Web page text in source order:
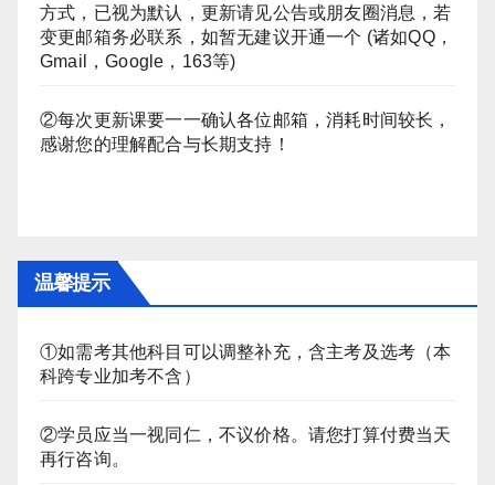
方式，已视为默认，更新请见公告或朋友圈消息，若
变更邮箱务必联系，如暂无建议开通一个 (诸如QQ，
Gmail，Google，163等)
②每次更新课要一一确认各位邮箱，消耗时间较长，
感谢您的理解配合与长期支持！
温馨提示
①如需考其他科目可以调整补充，含主考及选考（本
科跨专业加考不含）
②学员应当一视同仁，不议价格。请您打算付费当天
再行咨询。